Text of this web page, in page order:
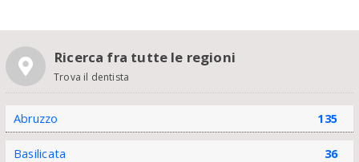
Ricerca fra tutte le regioni
Trova il dentista
Abruzzo 135
Basilicata 36